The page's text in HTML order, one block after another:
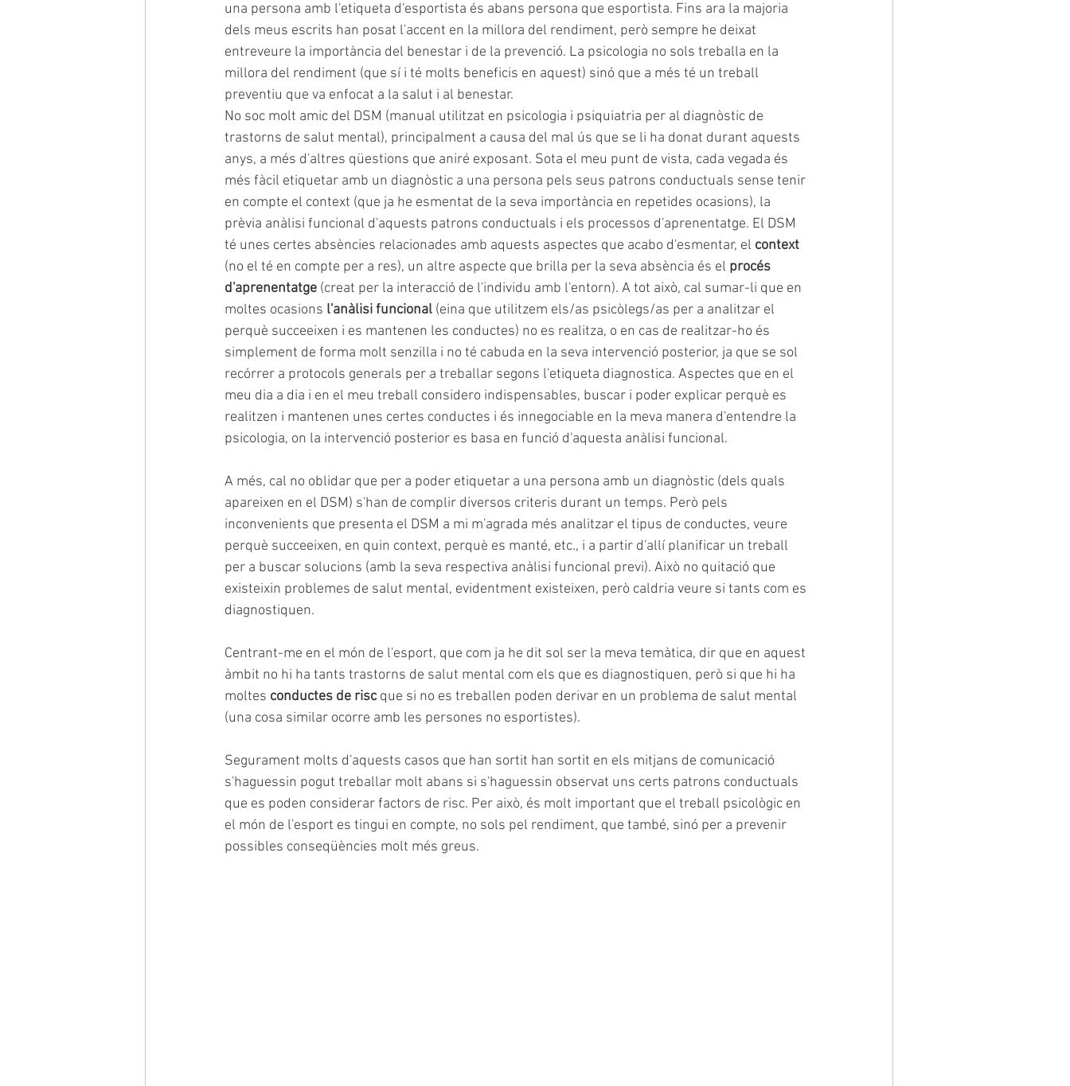
una persona amb l'etiqueta d'esportista és abans persona que esportista. Fins ara la majoria
dels meus escrits han posat l'accent en la millora del rendiment, però sempre he deixat
entreveure la importància del benestar i de la prevenció. La psicologia no sols treballa en la
millora del rendiment (que sí i té molts beneficis en aquest) sinó que a més té un treball
preventiu que va enfocat a la salut i al benestar.
No soc molt amic del DSM (manual utilitzat en psicologia i psiquiatria per al diagnòstic de
trastorns de salut mental), principalment a causa del mal ús que se li ha donat durant aquests
anys, a més d'altres qüestions que aniré exposant. Sota el meu punt de vista, cada vegada és
més fàcil etiquetar amb un diagnòstic a una persona pels seus patrons conductuals sense tenir
en compte el context (que ja he esmentat de la seva importància en repetides ocasions), la
prèvia anàlisi funcional d'aquests patrons conductuals i els processos d'aprenentatge. El DSM
té unes certes absències relacionades amb aquests aspectes que acabo d'esmentar, el context
(no el té en compte per a res), un altre aspecte que brilla per la seva absència és el procés
d'aprenentatge (creat per la interacció de l'individu amb l'entorn). A tot això, cal sumar-li que en
moltes ocasions l'anàlisi funcional (eina que utilitzem els/as psicòlegs/as per a analitzar el
perquè succeeixen i es mantenen les conductes) no es realitza, o en cas de realitzar-ho és
simplement de forma molt senzilla i no té cabuda en la seva intervenció posterior, ja que se sol
recórrer a protocols generals per a treballar segons l'etiqueta diagnostica. Aspectes que en el
meu dia a dia i en el meu treball considero indispensables, buscar i poder explicar perquè es
realitzen i mantenen unes certes conductes i és innegociable en la meva manera d'entendre la
psicologia, on la intervenció posterior es basa en funció d'aquesta anàlisi funcional.
A més, cal no oblidar que per a poder etiquetar a una persona amb un diagnòstic (dels quals
apareixen en el DSM) s'han de complir diversos criteris durant un temps. Però pels
inconvenients que presenta el DSM a mi m'agrada més analitzar el tipus de conductes, veure
perquè succeeixen, en quin context, perquè es manté, etc., i a partir d'allí planificar un treball
per a buscar solucions (amb la seva respectiva anàlisi funcional previ). Això no quitació que
existeixin problemes de salut mental, evidentment existeixen, però caldria veure si tants com es
diagnostiquen.
Centrant-me en el món de l'esport, que com ja he dit sol ser la meva temàtica, dir que en aquest
àmbit no hi ha tants trastorns de salut mental com els que es diagnostiquen, però si que hi ha
moltes conductes de risc que si no es treballen poden derivar en un problema de salut mental
(una cosa similar ocorre amb les persones no esportistes).
Segurament molts d'aquests casos que han sortit han sortit en els mitjans de comunicació
s'haguessin pogut treballar molt abans si s'haguessin observat uns certs patrons conductuals
que es poden considerar factors de risc. Per això, és molt important que el treball psicològic en
el món de l'esport es tingui en compte, no sols pel rendiment, que també, sinó per a prevenir
possibles conseqüències molt més greus.